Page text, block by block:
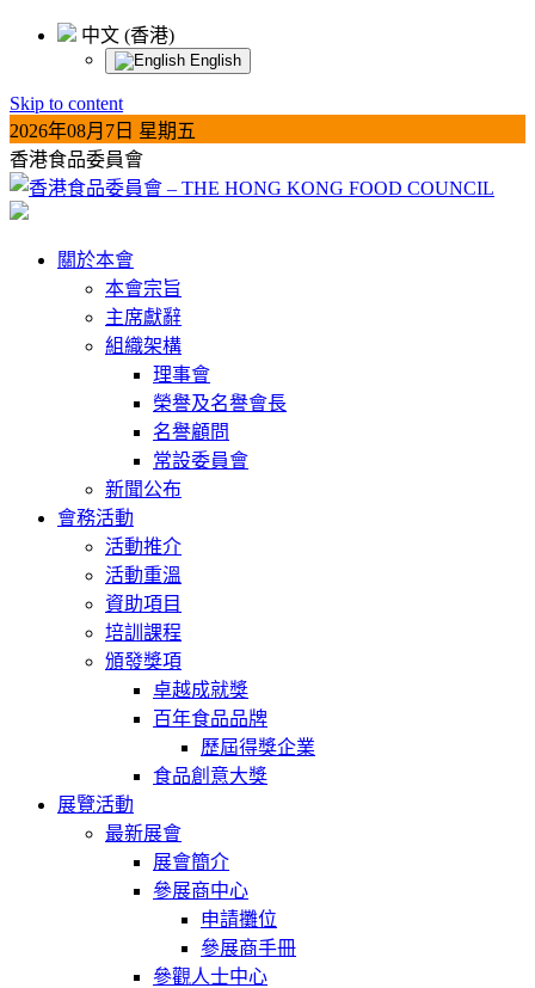
中文 (香港)
English
Skip to content
2026年08月7日 星期五
香港食品委員會
關於本會
本會宗旨
主席獻辭
組織架構
理事會
榮譽及名譽會長
名譽顧問
常設委員會
新聞公布
會務活動
活動推介
活動重溫
資助項目
培訓課程
頒發獎項
卓越成就獎
百年食品品牌
歷屆得獎企業
食品創意大獎
展覽活動
最新展會
展會簡介
參展商中心
申請攤位
參展商手冊
參觀人士中心